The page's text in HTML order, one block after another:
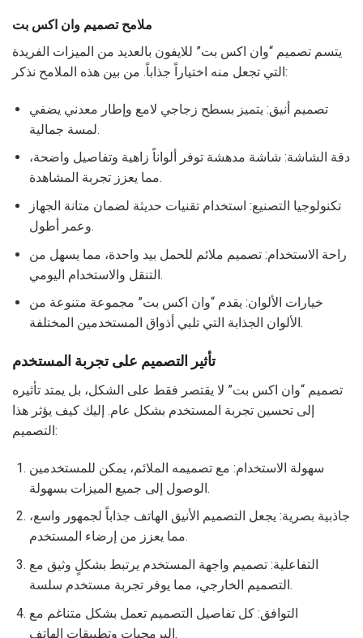
ملامح تصميم وان اكس بت
يتسم تصميم “وان اكس بت” للايفون بالعديد من الميزات الفريدة
التي تجعل منه اختياراً جذاباً. من بين هذه الملامح نذكر:
تصميم أنيق: يتميز بسطح زجاجي لامع وإطار معدني يضفي
لمسة جمالية.
دقة الشاشة: شاشة مدهشة توفر ألواناً زاهية وتفاصيل واضحة،
مما يعزز تجربة المشاهدة.
تكنولوجيا التصنيع: استخدام تقنيات حديثة لضمان متانة الجهاز
وعمر أطول.
راحة الاستخدام: تصميم ملائم للحمل بيد واحدة، مما يسهل من
التنقل والاستخدام اليومي.
خيارات الألوان: يقدم “وان اكس بت” مجموعة متنوعة من
الألوان الجذابة التي تلبي أذواق المستخدمين المختلفة.
تأثير التصميم على تجربة المستخدم
تصميم “وان اكس بت” لا يقتصر فقط على الشكل، بل يمتد تأثيره
إلى تحسين تجربة المستخدم بشكل عام. إليك كيف يؤثر هذا
التصميم:
سهولة الاستخدام: مع تصميمه الملائم، يمكن للمستخدمين
الوصول إلى جميع الميزات بسهولة.
جاذبية بصرية: يجعل التصميم الأنيق الهاتف جذاباً لجمهور واسع،
مما يعزز من إرضاء المستخدم.
التفاعلية: تصميم واجهة المستخدم يرتبط بشكلٍ وثيق مع
التصميم الخارجي، مما يوفر تجربة مستخدم سلسة.
التوافق: كل تفاصيل التصميم تعمل بشكل متناغم مع
البرمجيات وتطبيقات الهاتف.